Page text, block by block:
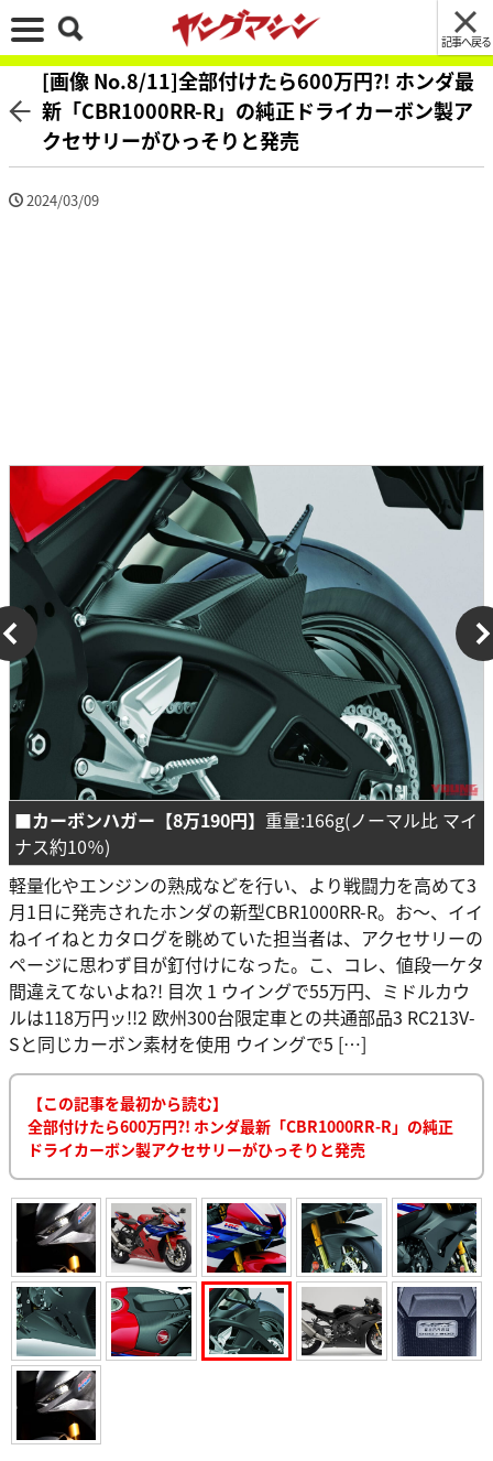
記事へ戻る
[画像 No.8/11]全部付けたら600万円?! ホンダ最
新「CBR1000RR-R」の純正ドライカーボン製ア
クセサリーがひっそりと発売
2024/03/09
■カーボンハガー【8万190円】 重量:166g(ノーマル比 マイ
ナス約10％)
軽量化やエンジンの熟成などを行い、より戦闘力を高めて3
月1日に発売されたホンダの新型CBR1000RR-R。お〜、イイ
ねイイねとカタログを眺めていた担当者は、アクセサリーの
ページに思わず目が釘付けになった。こ、コレ、値段一ケタ
間違えてないよね?! 目次 1 ウイングで55万円、ミドルカウ
ルは118万円ッ!!2 欧州300台限定車との共通部品3 RC213V-
Sと同じカーボン素材を使用 ウイングで5 […]
【この記事を最初から読む】
全部付けたら600万円?! ホンダ最新「CBR1000RR-R」の純正
ドライカーボン製アクセサリーがひっそりと発売